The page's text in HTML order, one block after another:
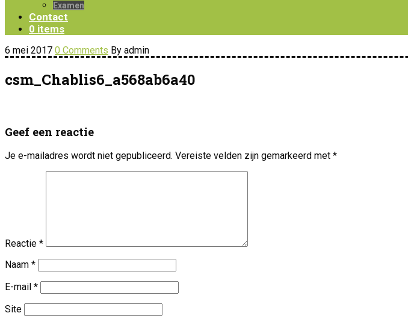
Examen
Contact
0 items
6 mei 2017 0 Comments By admin
csm_Chablis6_a568ab6a40
Geef een reactie
Je e-mailadres wordt niet gepubliceerd. Vereiste velden zijn gemarkeerd met *
Reactie *
Naam *
E-mail *
Site